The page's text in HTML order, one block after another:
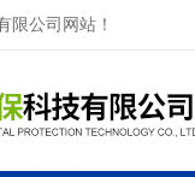
限公司网站！